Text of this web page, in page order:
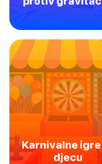
Karnivalne igre
djecu